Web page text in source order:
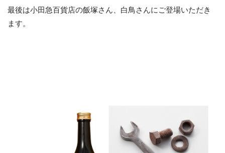
最後は小田急百貨店の飯塚さん、白鳥さんにご登場いただき
ます。